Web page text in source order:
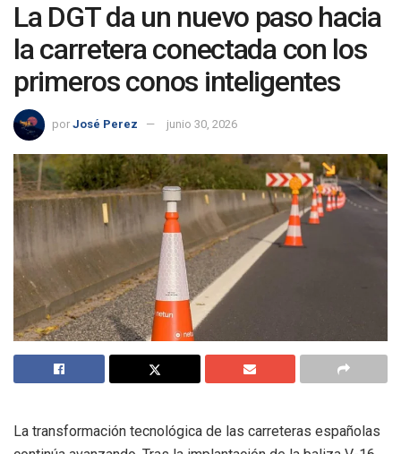
La DGT da un nuevo paso hacia
la carretera conectada con los
primeros conos inteligentes
por José Perez junio 30, 2026
La transformación tecnológica de las carreteras españolas